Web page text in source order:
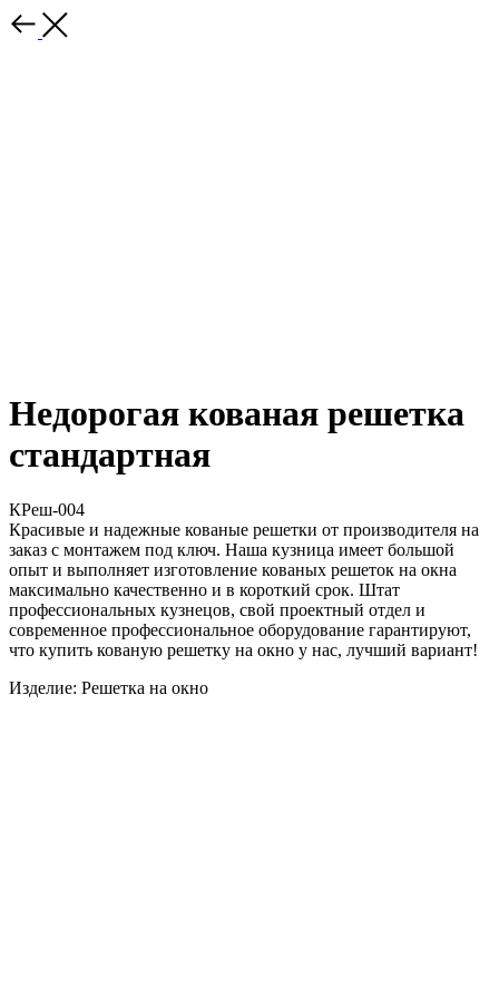
Недорогая кованая решетка
стандартная
КРеш-004
Красивые и надежные кованые решетки от производителя на
заказ с монтажем под ключ. Наша кузница имеет большой
опыт и выполняет изготовление кованых решеток на окна
максимально качественно и в короткий срок. Штат
профессиональных кузнецов, свой проектный отдел и
современное профессиональное оборудование гарантируют,
что купить кованую решетку на окно у нас, лучший вариант!
Изделие: Решетка на окно